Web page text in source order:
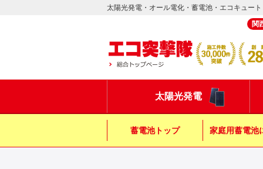
太陽光発電・オール電化・蓄電池・エコキュー
関
太陽光発電
蓄電池トップ 家庭用蓄電池